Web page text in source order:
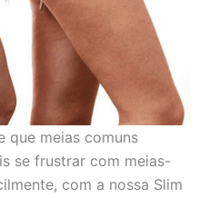
que meias comuns
se frustrar com meias-
com a nossa Slim